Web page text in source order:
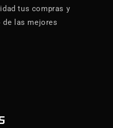
tus compras y
de las mejores